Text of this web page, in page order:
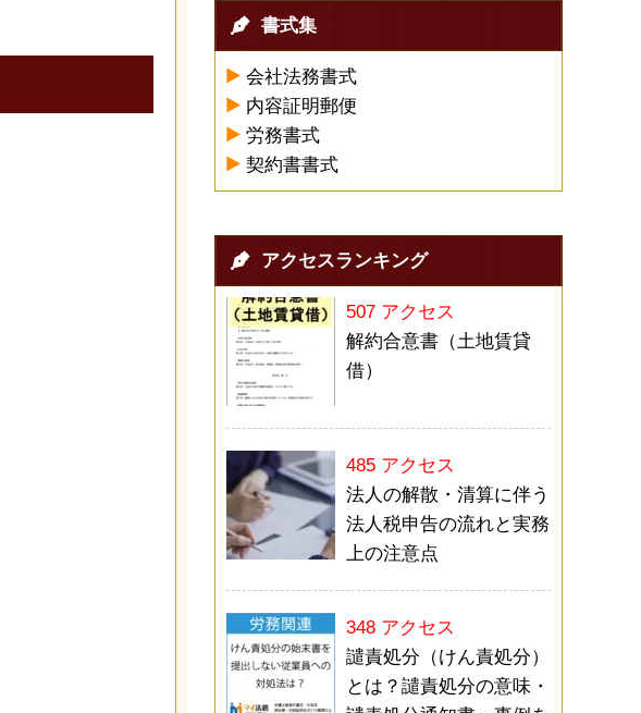
書式集
会社法務書式
内容証明郵便
労務書式
契約書書式
アクセスランキング
507 アクセス
解約合意書（土地賃貸
借）
485 アクセス
法人の解散・清算に伴う
法人税申告の流れと実務
上の注意点
348 アクセス
譴責処分（けん責処分）
とは？譴責処分の意味・